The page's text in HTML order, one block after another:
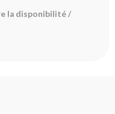
la disponibilité /